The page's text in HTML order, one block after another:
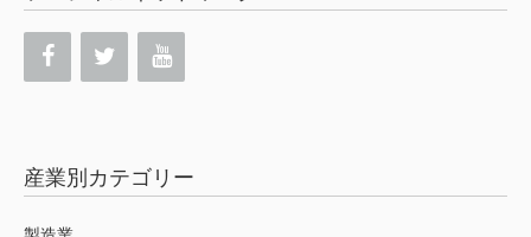
産業別カテゴリー